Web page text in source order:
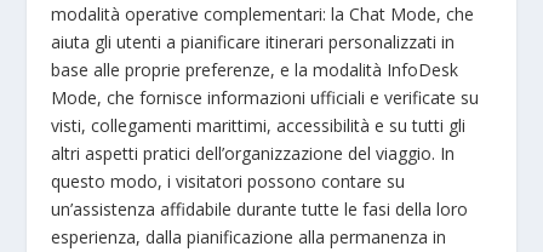
modalità operative complementari: la Chat Mode, che
aiuta gli utenti a pianificare itinerari personalizzati in
base alle proprie preferenze, e la modalità InfoDesk
Mode, che fornisce informazioni ufficiali e verificate su
visti, collegamenti marittimi, accessibilità e su tutti gli
altri aspetti pratici dell’organizzazione del viaggio. In
questo modo, i visitatori possono contare su
un’assistenza affidabile durante tutte le fasi della loro
esperienza, dalla pianificazione alla permanenza in